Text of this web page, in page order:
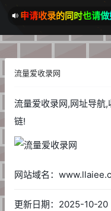
申请收录的同时也请做
流量爱收录网
流量爱收录网,网址导航
链!
网站域名：
更新日期：2025-10-20